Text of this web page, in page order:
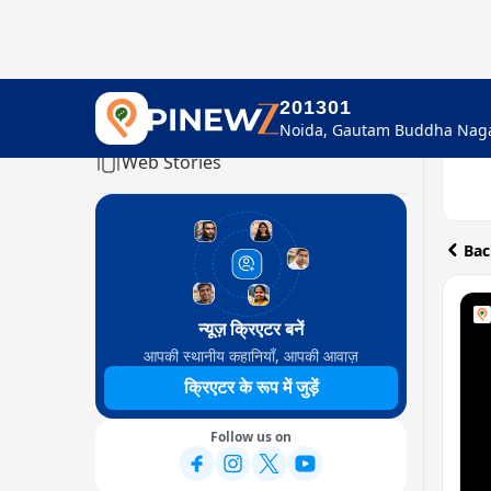
201301
Home
Web Stories
न्यूज़ क्रिएटर बनें
आपकी स्थानीय कहानियाँ, आपकी आवाज़
क्रिएटर के रूप में जुड़ें
Follow us on